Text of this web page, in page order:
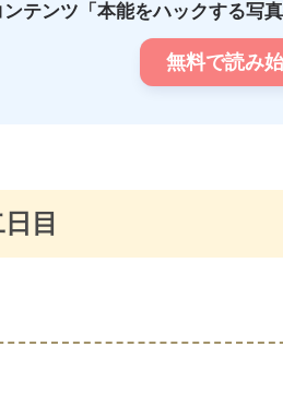
テンツ「本能をハックする写
無料で読み
目